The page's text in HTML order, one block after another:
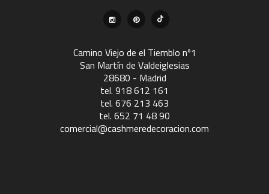
Camino Viejo de el Tiemblo nº1
San Martín de Valdeiglesias
28680 - Madrid
tel. 918 612 161
tel. 676 213 463
tel. 652 71 48 90
comercial@cashmeredecoracion.com